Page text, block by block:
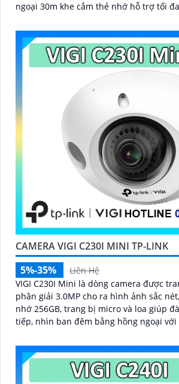
ngoại 30m khe cắm thẻ nhớ hỗ trợ tối
phù hợp cho mọi điều kiện lắp đặt
CAMERA VIGI C230I MINI TP-LINK
5%-35%
Liên Hệ
VIGI C230I Mini là dòng camera được
phân giải 3.0MP cho ra hình ảnh sắc
nhớ 256GB, trang bị micro và loa giúp
tiếp, nhìn ban đêm bằng hồng ngoại với